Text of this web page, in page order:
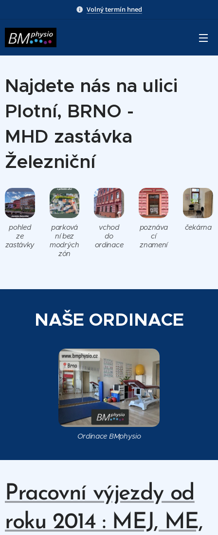
Volný termín hned
Najdete nás na ulici
Plotní, BRNO -
MHD zastávka
Železniční
pohled
ze
zastávky
parková
ní bez
modrých
zón
vchod
do
ordinace
poznáva
cí
znamení
čekárna
NAŠE ORDINACE
Ordinace BMphysio
Pracovní výjezdy od
roku 2014 : MEJ, ME,